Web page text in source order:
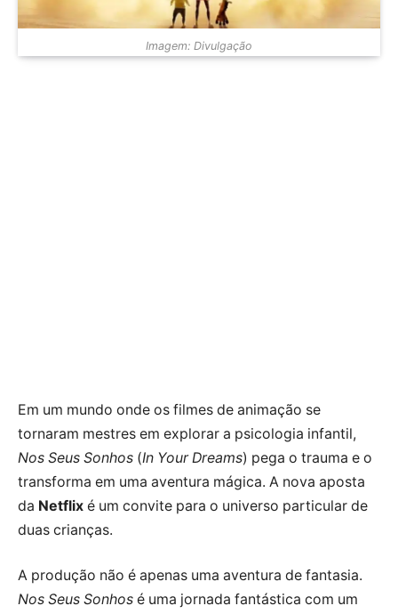
Imagem: Divulgação
Em um mundo onde os filmes de animação se
tornaram mestres em explorar a psicologia infantil,
Nos Seus Sonhos (In Your Dreams) pega o trauma e o
transforma em uma aventura mágica. A nova aposta
da Netflix é um convite para o universo particular de
duas crianças.
A produção não é apenas uma aventura de fantasia.
Nos Seus Sonhos é uma jornada fantástica com um